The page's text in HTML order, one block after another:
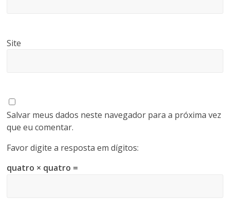
Site
Salvar meus dados neste navegador para a próxima vez
que eu comentar.
Favor digite a resposta em dígitos:
quatro × quatro =